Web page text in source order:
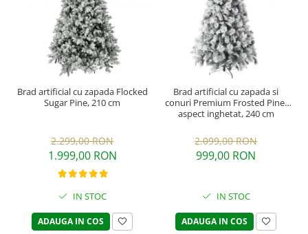
Brad artificial cu zapada Flocked
Sugar Pine, 210 cm
2.299,00 RON
1.999,00 RON
IN STOC
ADAUGA IN COS
Brad artificial cu zapada si
conuri Premium Frosted Pine,
aspect inghetat, 240 cm
2.099,00 RON
999,00 RON
IN STOC
ADAUGA IN COS